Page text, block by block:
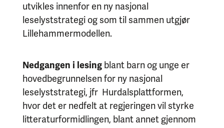
utvikles innenfor en ny nasjonal
leselyststrategi og som til sammen utgjør
Lillehammermodellen.
Nedgangen i lesingblant barn og unge er
hovedbegrunnelsen for ny nasjonal
leselyststrategi, jfr Hurdalsplattformen,
hvor det er nedfelt at regjeringen vil styrke
litteraturformidlingen, blant annet gjennom